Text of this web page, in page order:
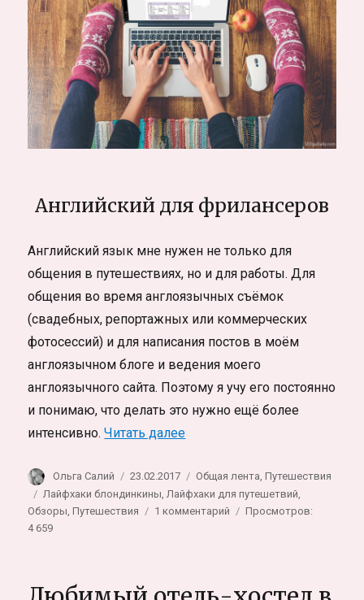
Английский для фрилансеров
Английский язык мне нужен не только для
общения в путешествиях, но и для работы. Для
общения во время англоязычных съёмок
(свадебных, репортажных или коммерческих
фотосессий) и для написания постов в моём
англоязычном блоге и ведения моего
англоязычного сайта. Поэтому я учу его постоянно
и понимаю, что делать это нужно ещё более
интенсивно.Читать далее«Как я учу английский.
Автор
Ольга Салий Опубликовано
23.02.2017 Рубрики
Общая лента,Путешествия
Метки
Лайфхаки блондинкины Лайфхаки для путешетвий
Обзоры ,Путешествия 1 комментарий
английский.
Просмотров:
4 659